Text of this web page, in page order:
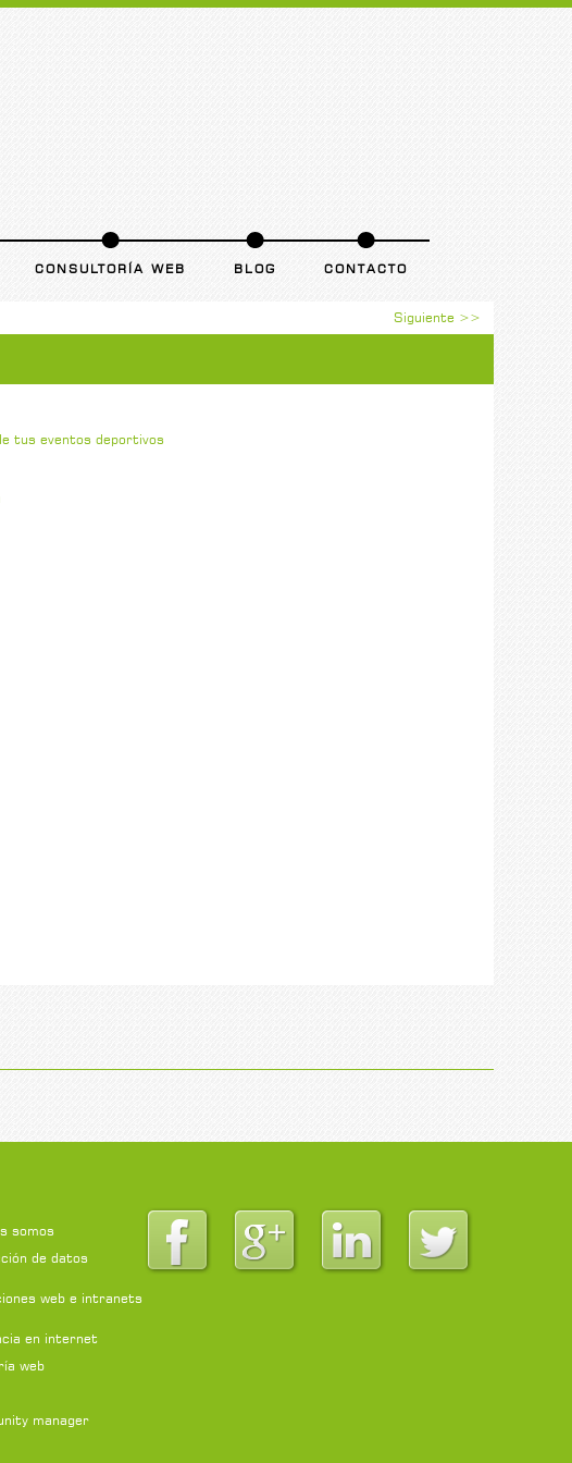
CONSULTORÍA WEB BLOG CONTACTO
Siguiente >>
tus eventos deportivos
somos
de datos
web e intranets
en internet
web
manager